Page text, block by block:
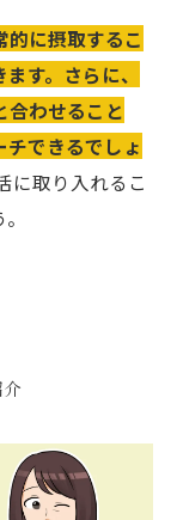
的に摂取するこ
す。さらに、
合わせること
できるでしょ
に取り入れるこ